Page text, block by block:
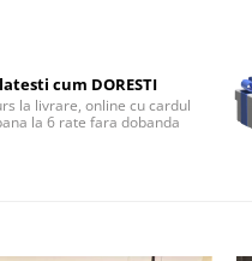
2
6
cum DORESTI
la livrare, online cu cardul
la 6 rate fara dobanda